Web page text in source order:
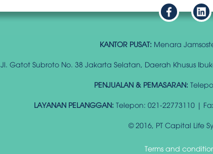
KANTOR PUSAT: Menara
Jl. Gatot Subroto No. 38 Jakarta Selatan, Daerah Khusus
PENJUALAN & PEMASARAN:
LAYANAN PELANGGAN: Telepon: 021-22773110 |
© 2016, PT Capital Life
Terms and